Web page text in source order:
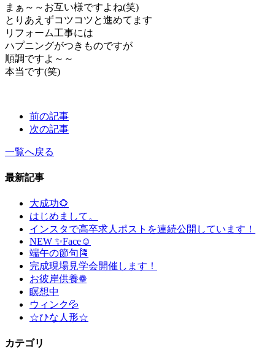
まぁ～～お互い様ですよね(笑)
とりあえずコツコツと進めてます
リフォーム工事には
ハプニングがつきものですが
順調ですよ～～
本当です(笑)
前の記事
次の記事
一覧へ戻る
最新記事
大成功🌻
はじめまして。
インスタで高卒求人ポストを連続公開しています！
NEW ✨Face☺
端午の節句🎏
完成現場見学会開催します！
お彼岸供養❁
瞑想中
ウィンク💦
☆ひな人形☆
カテゴリ